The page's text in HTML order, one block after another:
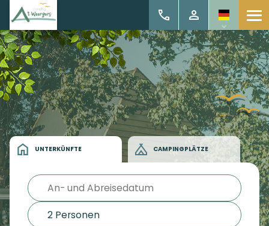
UNTERKÜNFTE CAMPINGPLÄTZE
2 Personen